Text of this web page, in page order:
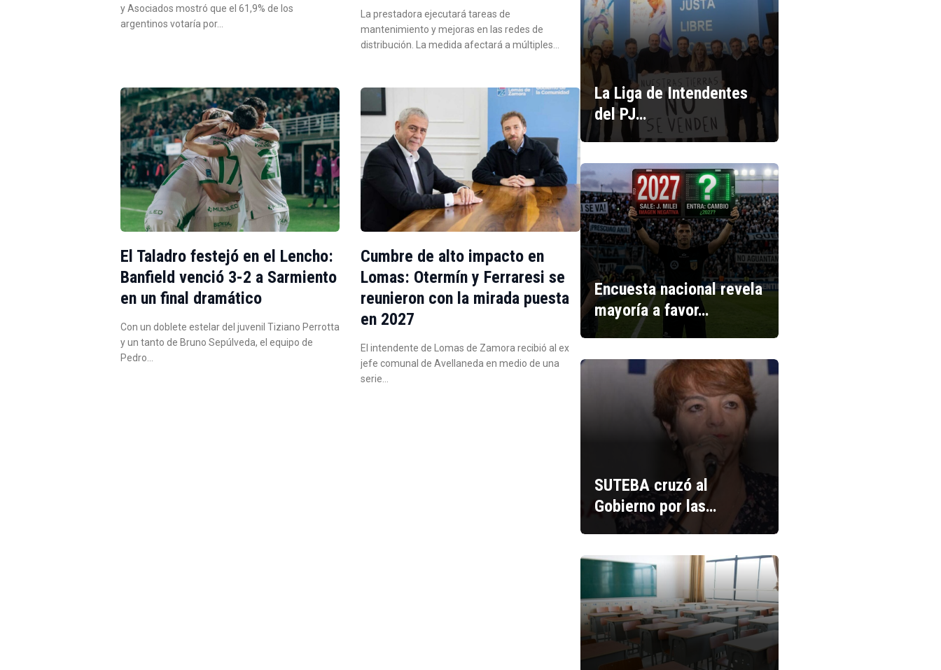
y Asociados mostró que el 61,9% de los
argentinos votaría por…
La prestadora ejecutará tareas de
mantenimiento y mejoras en las redes de
distribución. La medida afectará a múltiples…
El Taladro festejó en el Lencho:
Banfield venció 3-2 a Sarmiento
en un final dramático
Con un doblete estelar del juvenil Tiziano Perrotta
y un tanto de Bruno Sepúlveda, el equipo de
Pedro…
Cumbre de alto impacto en
Lomas: Otermín y Ferraresi se
reunieron con la mirada puesta
en 2027
El intendente de Lomas de Zamora recibió al ex
jefe comunal de Avellaneda en medio de una
serie…
La Liga de Intendentes
del PJ…
Encuesta nacional revela
mayoría a favor…
SUTEBA cruzó al
Gobierno por las…